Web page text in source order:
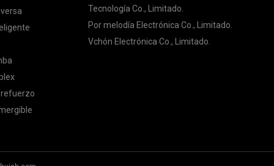
refuerzo
Tecnología Co., Limitado.
Por melodía Electrónica Co., Limitado.
Vchón Electrónica Co., Limitado.